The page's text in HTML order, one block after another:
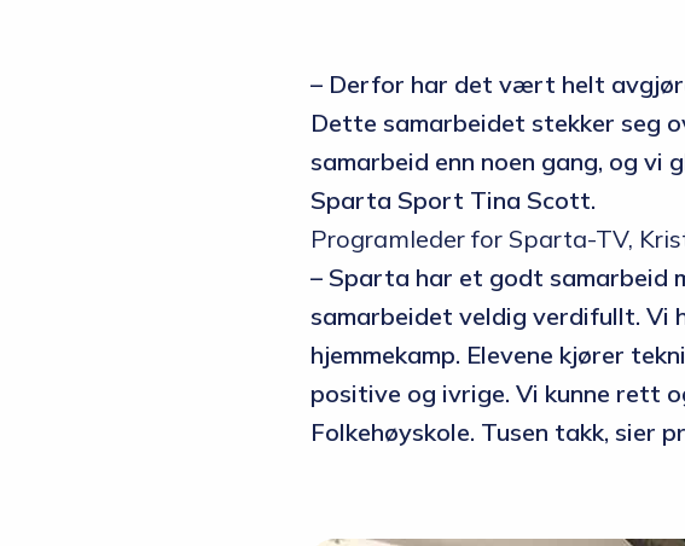
– Derfor har det vært helt
Dette samarbeidet stekker seg
samarbeid enn noen gang, og vi
Sparta Sport Tina Scott.
Programleder for Sparta-TV,
– Sparta har et godt samarbeid
samarbeidet veldig verdifullt. Vi
hjemmekamp. Elevene kjører
positive og ivrige. Vi kunne rett
Folkehøyskole. Tusen takk, sier